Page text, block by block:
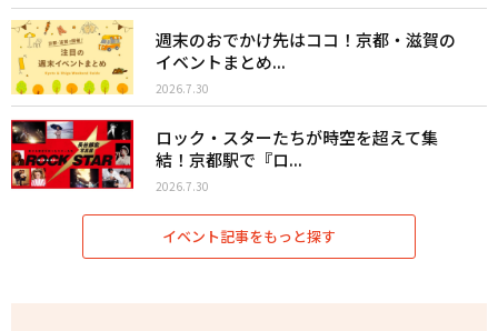
週末のおでかけ先はココ！京都・滋賀の
イベントまとめ...
2026.7.30
ロック・スターたちが時空を超えて集
結！京都駅で『ロ...
2026.7.30
イベント記事をもっと探す